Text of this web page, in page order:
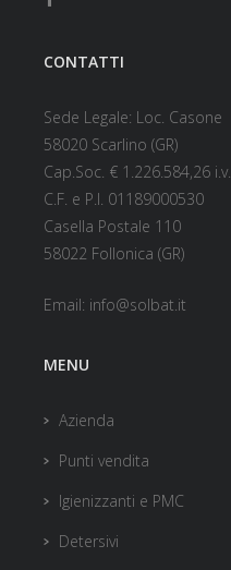
CONTATTI
Sede Legale: Loc. Casone
58020 Scarlino (GR)
Cap.Soc. € 1.226.584,26 i.v.
C.F. e P.I. 01189000530
Casella Postale 110
58022 Follonica (GR)
Email: info@solbat.it
MENU
Azienda
Punti vendita
Igienizzanti e PMC
Detersivi